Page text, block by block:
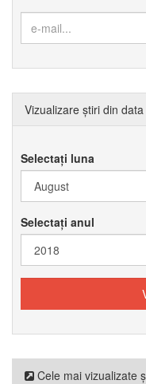
Vizualizare știri din data
Selectați luna
Selectați anul
Cele mai vizualizate